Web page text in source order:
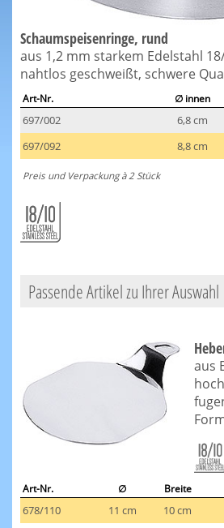
Schaumspeisenringe, rund
aus 1,2 mm starkem Edelstahl
nahtlos geschweißt, schwere
Art-Nr. ∅ innen
697/002 6,8 cm
697/092
8,8 cm
Preis und Verpackung à 2 Stück
Passende Artikel zu Ihrer Auswahl
aus
Art-Nr. ∅ Breite
678/110 11 cm 10 cm